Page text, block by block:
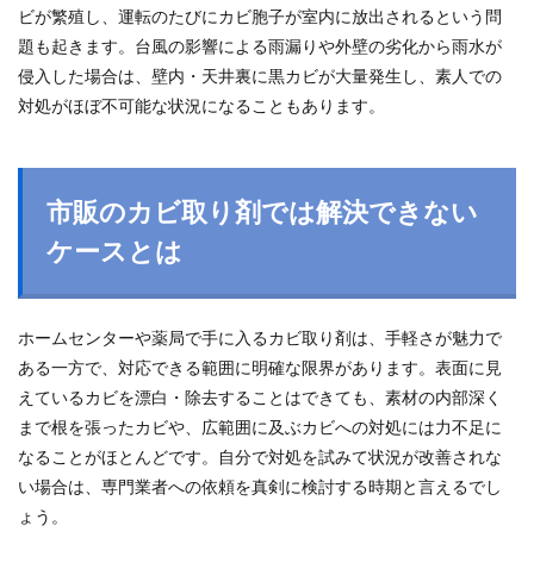
ビが繁殖し、運転のたびにカビ胞子が室内に放出されるという問
題も起きます。台風の影響による雨漏りや外壁の劣化から雨水が
侵入した場合は、壁内・天井裏に黒カビが大量発生し、素人での
対処がほぼ不可能な状況になることもあります。
市販のカビ取り剤では解決できない
ケースとは
ホームセンターや薬局で手に入るカビ取り剤は、手軽さが魅力で
ある一方で、対応できる範囲に明確な限界があります。表面に見
えているカビを漂白・除去することはできても、素材の内部深く
まで根を張ったカビや、広範囲に及ぶカビへの対処には力不足に
なることがほとんどです。自分で対処を試みて状況が改善されな
い場合は、専門業者への依頼を真剣に検討する時期と言えるでし
ょう。